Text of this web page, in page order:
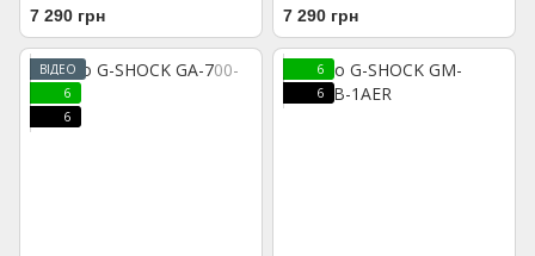
7 290 грн 7 290 грн
ВІДЕО
6
6
6
6